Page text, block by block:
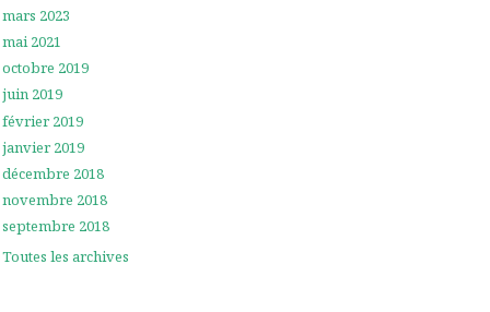
mars 2023
mai 2021
octobre 2019
juin 2019
février 2019
janvier 2019
décembre 2018
novembre 2018
septembre 2018
Toutes les archives